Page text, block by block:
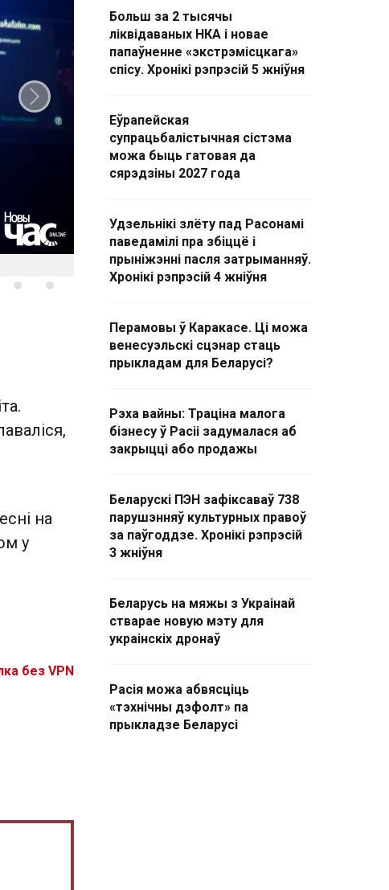
Наступны слайд
на
у
без VPN
Больш за 2 тысячы
ліквідаваных НКА і новае
папаўненне «экстрэмісцкага»
спісу. Хронікі рэпрэсій 5 жніўня
Еўрапейская
супрацьбалістычная сістэма
можа быць гатовая да
сярэдзіны 2027 года
Удзельнікі злёту пад Расонамі
паведамілі пра збіццё і
прыніжэнні пасля затрыманняў.
Хронікі рэпрэсій 4 жніўня
Перамовы ў Каракасе. Ці можа
венесуэльскі сцэнар стаць
прыкладам для Беларусі?
Рэха вайны: Траціна малога
бізнесу ў Расіі задумалася аб
закрыцці або продажы
Беларускі ПЭН зафіксаваў 738
парушэнняў культурных правоў
за паўгоддзе. Хронікі рэпрэсій
3 жніўня
Беларусь на мяжы з Украінай
стварае новую мэту для
украінскіх дронаў
Расія можа абвясціць
«тэхнічны дэфолт» па
прыкладзе Беларусі